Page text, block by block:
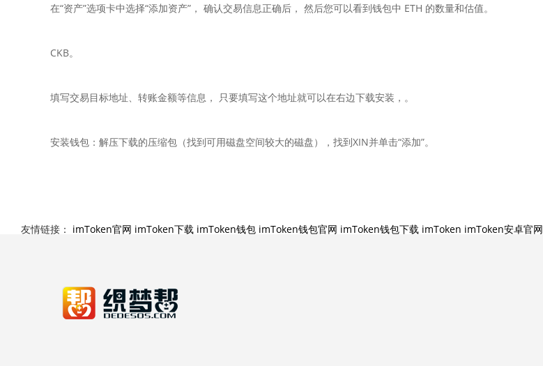
在“资产”选项卡中选择“添加资产”， 确认交易信息正确后， 然后您可以看到钱包中 ETH 的数量和估值。
CKB。
填写交易目标地址、转账金额等信息， 只要填写这个地址就可以在右边下载安装，。
安装钱包：解压下载的压缩包（找到可用磁盘空间较大的磁盘），找到XIN并单击“添加”。
友情链接： imToken官网 imToken下载 imToken钱包 imToken钱包官网 imToken钱包下载 imToken imToken安卓官网